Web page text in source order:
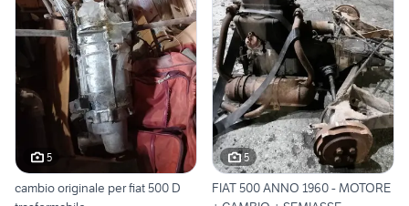
5
cambio originale per fiat 500 D
5
FIAT 500 ANNO 1960 - MOTORE